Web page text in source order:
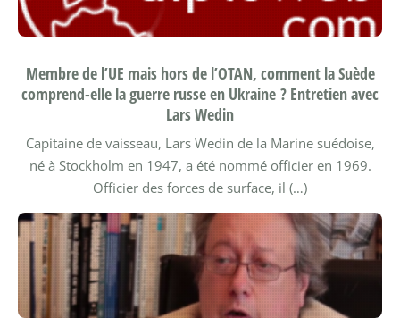
Membre de l’UE mais hors de l’OTAN, comment la Suède
comprend-elle la guerre russe en Ukraine ? Entretien avec
Lars Wedin
Capitaine de vaisseau, Lars Wedin de la Marine suédoise,
né à Stockholm en 1947, a été nommé officier en 1969.
Officier des forces de surface, il (…)